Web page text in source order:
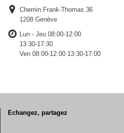
Chemin Frank-Thomas 36
1208 Genève
Lun - Jeu 08:00-12:00
13:30-17:30
Ven 08:00-12:00 13:30-17:00
Echangez, partagez